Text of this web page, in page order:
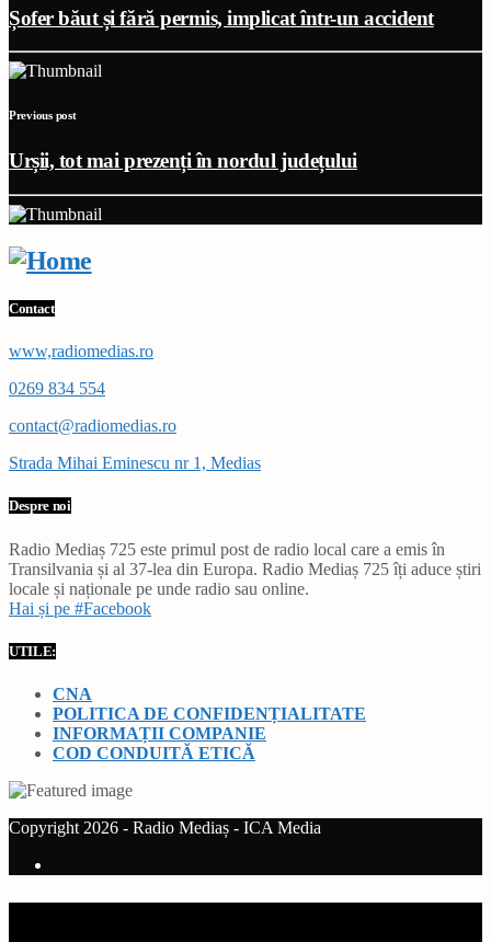
Șofer băut și fără permis, implicat într-un accident
Previous post
Urșii, tot mai prezenți în nordul județului
Contact
www,radiomedias.ro
0269 834 554
contact@radiomedias.ro
Strada Mihai Eminescu nr 1, Medias
Despre noi
Radio Mediaș 725 este primul post de radio local care a emis în
Transilvania și al 37-lea din Europa. Radio Mediaș 725 îți aduce știri
locale și naționale pe unde radio sau online.
Hai și pe #Facebook
UTILE:
CNA
POLITICA DE CONFIDENȚIALITATE
INFORMAȚII COMPANIE
COD CONDUITĂ ETICĂ
Copyright 2026 - Radio Mediaș - ICA Media